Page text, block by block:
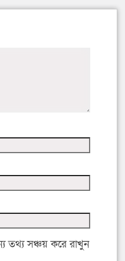
তথ্য সঞ্চয় করে রাখুন